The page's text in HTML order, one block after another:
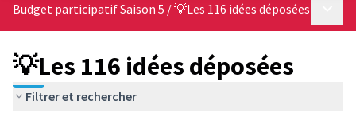
Budget participatif Saison 5 /💡Les 116 idées déposées
💡Les 116 idées déposées
Filtrer et rechercher